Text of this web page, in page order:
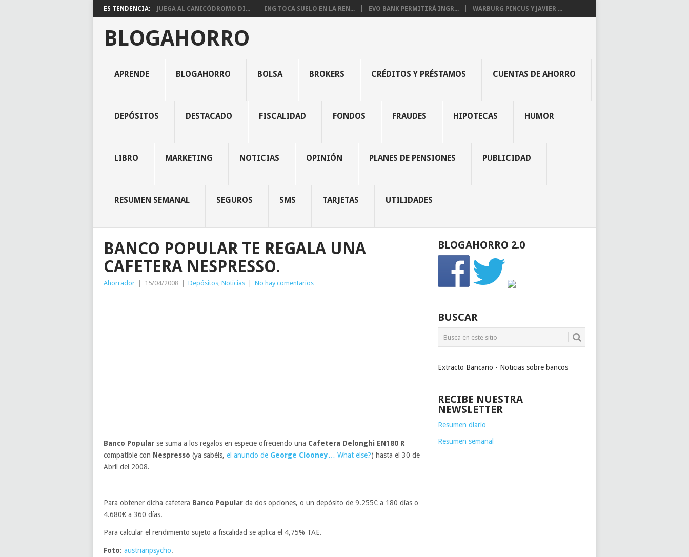
ES TENDENCIA: JUEGA AL CANICÓDROMO DI... ING TOCA SUELO EN LA REN... EVO BANK PERMITIRÁ INGR... WARBURG PINCUS Y JAVIER ...
BLOGAHORRO
APRENDE BLOGAHORRO BOLSA BROKERS CRÉDITOS Y PRÉSTAMOS CUENTAS DE AHORRO
DEPÓSITOS DESTACADO FISCALIDAD FONDOS FRAUDES HIPOTECAS HUMOR
LIBRO MARKETING NOTICIAS OPINIÓN PLANES DE PENSIONES PUBLICIDAD
RESUMEN SEMANAL SEGUROS SMS TARJETAS UTILIDADES
BANCO POPULAR TE REGALA UNA
CAFETERA NESPRESSO.
Ahorrador 15/04/2008 Depósitos, Noticias No hay comentarios
Banco Popular se suma a los regalos en especie ofreciendo una Cafetera Delonghi EN180 R
compatible con Nespresso (ya sabéis, el anuncio de George Clooney … What else?) hasta el 30 de
Abril del 2008.
Para obtener dicha cafetera Banco Popular da dos opciones, o un depósito de 9.255€ a 180 días o
4.680€ a 360 días.
Para calcular el rendimiento sujeto a fiscalidad se aplica el 4,75% TAE.
Foto: austrianpsycho.
BLOGAHORRO 2.0
BUSCAR
Extracto Bancario - Noticias sobre bancos
RECIBE NUESTRA
NEWSLETTER
Resumen diario
Resumen semanal